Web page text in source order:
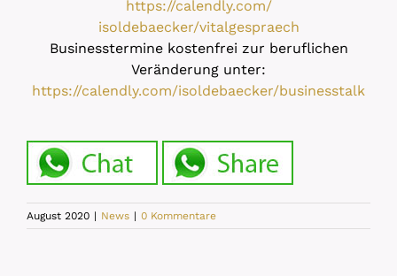
https://calendly.com/
isoldebaecker/vitalgespraech
Businesstermine kostenfrei zur beruflichen
Veränderung unter:
https://calendly.com/isoldebaecker/businesstalk
August 2020 | News | 0 Kommentare